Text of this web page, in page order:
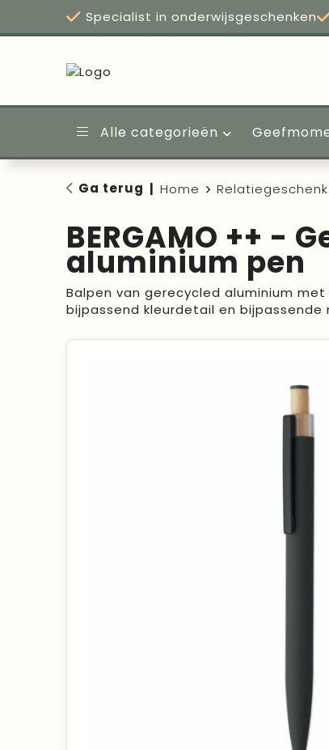
Specialist in onderwijsgeschenken
Alle categorieën
Ga terug Home
BERGAMO ++ -
aluminium pen
Balpen van gerecycled aluminium
bijpassend kleurdetail en bijpassende